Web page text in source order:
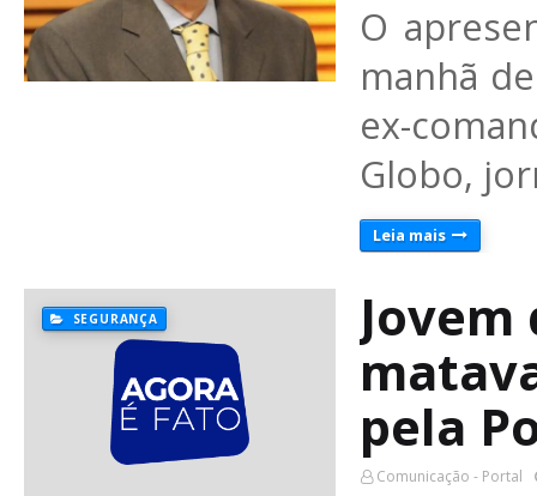
O
manhã
ex-
Globo,
Leia mais
SEGURANÇA
pela
Comunicação - Portal